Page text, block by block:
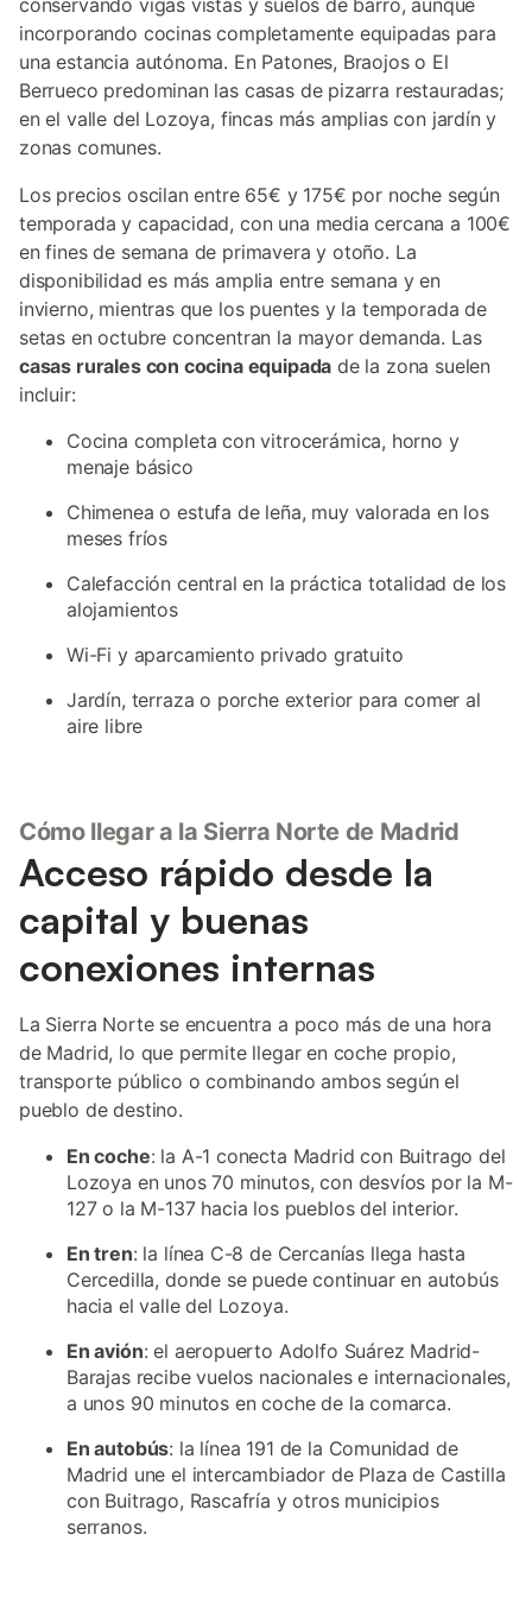
conservando vigas vistas y suelos de barro, aunque
incorporando cocinas completamente equipadas para
una estancia autónoma. En Patones, Braojos o El
Berrueco predominan las casas de pizarra restauradas;
en el valle del Lozoya, fincas más amplias con jardín y
zonas comunes.
Los precios oscilan entre 65€ y 175€ por noche según
temporada y capacidad, con una media cercana a 100€
en fines de semana de primavera y otoño. La
disponibilidad es más amplia entre semana y en
invierno, mientras que los puentes y la temporada de
setas en octubre concentran la mayor demanda. Las
casas rurales con cocina equipada de la zona suelen
incluir:
Cocina completa con vitrocerámica, horno y
menaje básico
Chimenea o estufa de leña, muy valorada en los
meses fríos
Calefacción central en la práctica totalidad de los
alojamientos
Wi-Fi y aparcamiento privado gratuito
Jardín, terraza o porche exterior para comer al
aire libre
Cómo llegar a la Sierra Norte de Madrid
Acceso rápido desde la
capital y buenas
conexiones internas
La Sierra Norte se encuentra a poco más de una hora
de Madrid, lo que permite llegar en coche propio,
transporte público o combinando ambos según el
pueblo de destino.
En coche: la A-1 conecta Madrid con Buitrago del
Lozoya en unos 70 minutos, con desvíos por la M-
127 o la M-137 hacia los pueblos del interior.
En tren: la línea C-8 de Cercanías llega hasta
Cercedilla, donde se puede continuar en autobús
hacia el valle del Lozoya.
En avión: el aeropuerto Adolfo Suárez Madrid-
Barajas recibe vuelos nacionales e internacionales,
a unos 90 minutos en coche de la comarca.
En autobús: la línea 191 de la Comunidad de
Madrid une el intercambiador de Plaza de Castilla
con Buitrago, Rascafría y otros municipios
serranos.